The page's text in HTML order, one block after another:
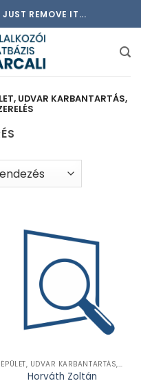
REMOVE IT...
UDVAR KARBANTARTÁS,
ÉPÜLET, UDVAR KARBANTARTÁS, FELÚJÍTÁS, SZERELÉS
Horváth Zoltán